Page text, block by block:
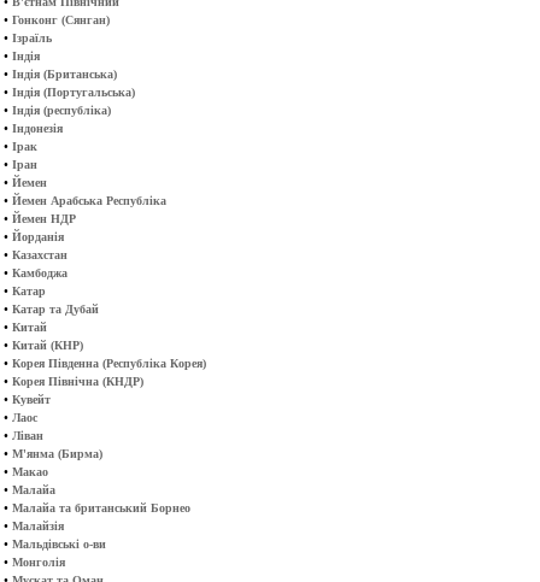
• Гонконг (Сянган)
• Ізраїль
• Індія
• Індія (Британська)
• Індія (Португальська)
• Індія (республіка)
• Індонезія
• Ірак
• Іран
• Йемен
• Йемен Арабська Республіка
• Йемен НДР
• Йорданія
• Казахстан
• Камбоджа
• Катар
• Катар та Дубай
• Китай
• Китай (КНР)
• Корея Південна (Республіка Корея)
• Корея Північна (КНДР)
• Кувейт
• Лаос
• Ліван
• М'янма (Бирма)
• Макао
• Малайа
• Малайа та британський Борнео
• Малайзія
• Мальдівські о-ви
• Монголія